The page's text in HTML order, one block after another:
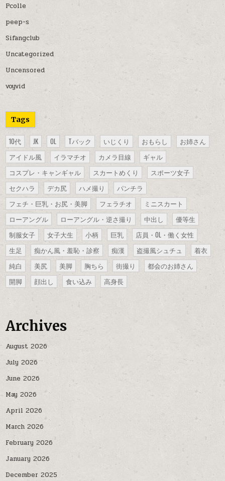
Pcolle
peep-s
Sifangclub
Uncategorized
Uncensored
voyvid
Tags
10代 JK OL Tバック いじくり おもらし
お姉さん
アイドル風
イラマチオ カメラ目線
ギャル
コスプレ・キャンギャル
スカートめくり
スポーツ女子
セクハラ
デカ尻 ハメ撮り
パンチラ
フェチ・巨乳・お尻・美脚
フェラチオ
ミニスカート
ローアングル
ローアングル・逆さ撮り 中出し
優等生
制服女子
女子大生 小柄 巨乳
店員・OL・働く女性
生足
痴かん風・羞恥・診察 痴漢 盗撮風シュチュ
着衣
純白
美尻 美脚 胸ちら 街撮り
都会のお姉さん
開脚
顔出し 食い込み 高身長
Archives
August 2026
July 2026
June 2026
May 2026
April 2026
March 2026
February 2026
January 2026
December 2025